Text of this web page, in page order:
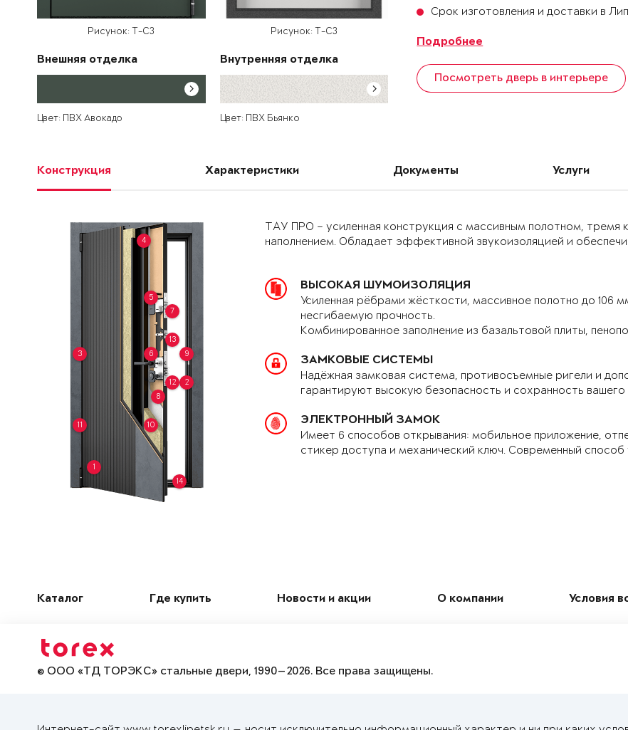
Рисунок: T-C3
Внешняя отделка
Цвет: ПВХ Авокадо
Рисунок: T-C3
Внутренняя отделка
Цвет: ПВХ Бьянко
Срок изготовления и доставки в
Подробнее
Посмотреть дверь в интерьере
Конструкция Характеристики Документы Услуги
1
2
3
4
5
6
7
8
9
10
11
12
13
14
ТАУ ПРО – усиленная конструкция с массивным полотном, тремя
наполнением. Обладает эффективной звукоизоляцией и
ВЫСОКАЯ ШУМОИЗОЛЯЦИЯ
Усиленная рёбрами жёсткости, массивное полотно до 106
несгибаемую прочность.
Комбинированное заполнение из базальтовой плиты,
ЗАМКОВЫЕ СИСТЕМЫ
Надёжная замковая система, противосъемные ригели и
гарантируют высокую безопасность и сохранность
ЭЛЕКТРОННЫЙ ЗАМОК
Имеет 6 способов открывания: мобильное приложение,
стикер доступа и механический ключ. Современный
Каталог Где купить Новости и акции О компании Условия
© ООО «ТД ТОРЭКС» стальные двери, 1990—2026. Все права защищены.